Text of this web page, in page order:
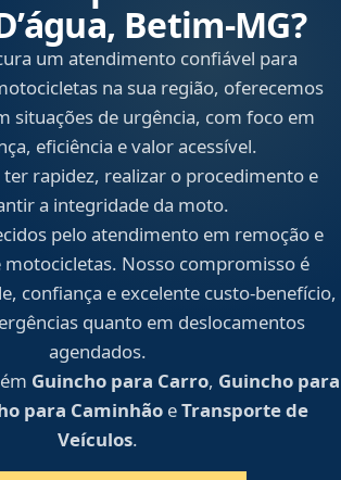
Betim‑MG?
um atendimento confiável para
na sua região, oferecemos
situações de urgência, com foco em
eficiência e valor acessível.
rapidez, realizar o procedimento e
a integridade da moto.
pelo atendimento em remoção e
Nosso compromisso é
confiança e excelente custo-benefício,
quanto em deslocamentos
agendados.
Guincho para Carro, Guincho para
para CaminhãoeTransporte de
Veículos.